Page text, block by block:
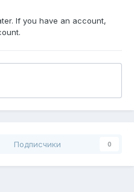
If you have an account,
Подписчики 0